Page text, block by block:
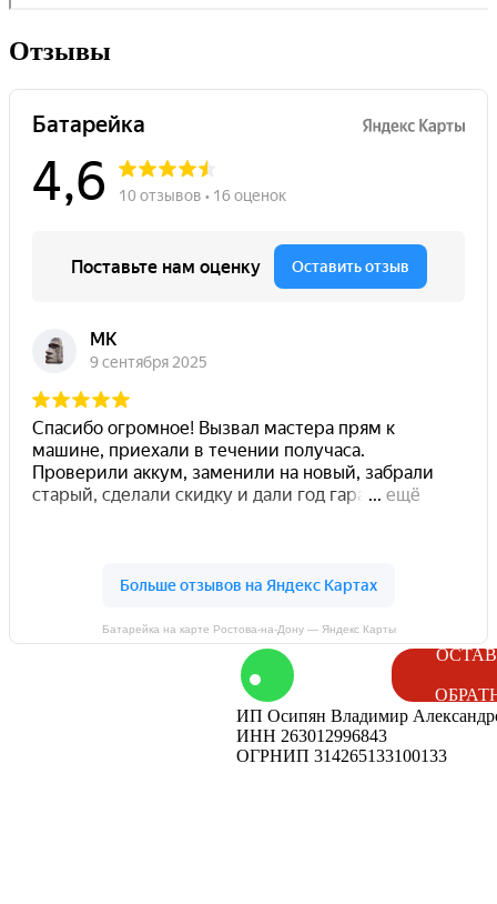
Отзывы
Батарейка на карте Ростова‑на‑Дону — Яндекс Карты
ИП Осипян Владимир
ИНН 263012996843
ОГРНИП 314265133100133